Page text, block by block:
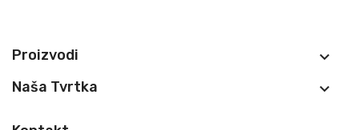
Proizvodi 
Naša Tvrtka 